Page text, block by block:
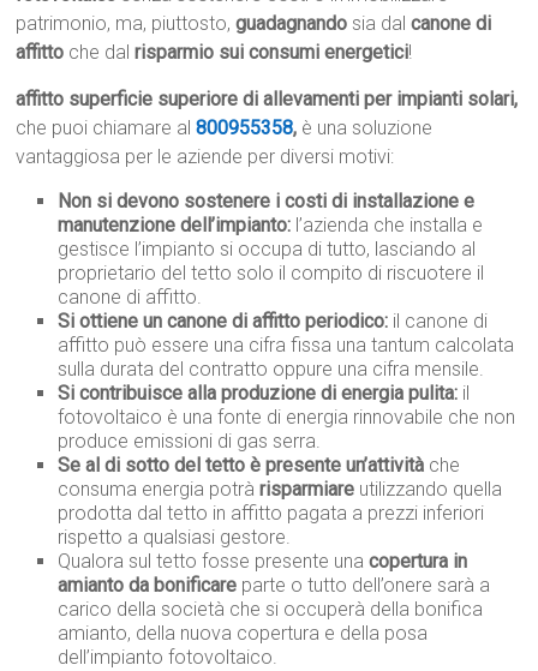
patrimonio, ma, piuttosto,guadagnando sia dalcanone di
affitto che dalrisparmio sui consumi energetici!
affitto superficie superiore di allevamenti per impianti solari,
che puoi chiamare al800955358, è una soluzione
vantaggiosa per le aziende per diversi motivi:
Non si devono sostenere i costi di installazione e
manutenzione dell’impianto: l’azienda che installa e
gestisce l’impianto si occupa di tutto, lasciando al
proprietario del tetto solo il compito di riscuotere il
canone di affitto.
Si ottiene un canone di affitto periodico: il canone di
affitto può essere una cifra fissa una tantum calcolata
sulla durata del contratto oppure una cifra mensile.
Si contribuisce alla produzione di energia pulita: il
fotovoltaico è una fonte di energia rinnovabile che non
produce emissioni di gas serra.
Se al di sotto del tetto è presente un’attività che
consuma energia potràrisparmiare utilizzando quella
prodotta dal tetto in affitto pagata a prezzi inferiori
rispetto a qualsiasi gestore.
Qualora sul tetto fosse presente unacopertura in
amianto da bonificare parte o tutto dell’onere sarà a
carico della società che si occuperà della bonifica
amianto, della nuova copertura e della posa
dell’impianto fotovoltaico.